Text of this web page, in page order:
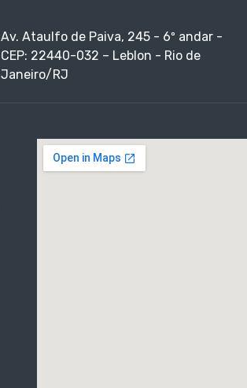
Av. Ataulfo de Paiva, 245 - 6º andar -
CEP: 22440-032 – Leblon - Rio de
Janeiro/RJ